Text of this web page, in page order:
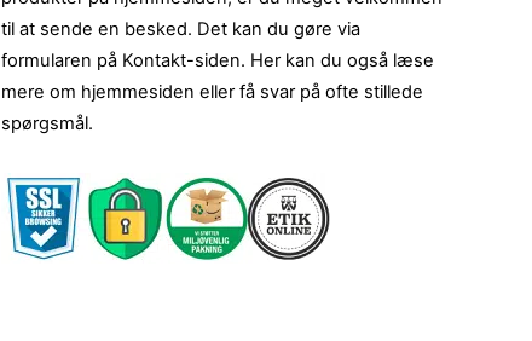
til at sende en besked. Det kan du gøre via
formularen på Kontakt-siden. Her kan du også læse
mere om hjemmesiden eller få svar på ofte stillede
spørgsmål.